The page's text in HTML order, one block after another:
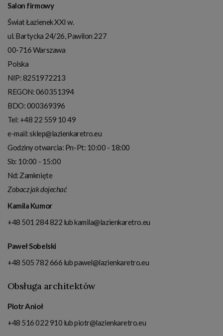
Salon firmowy
Świat Łazienek XXI w.
ul. Bartycka 24/26, Pawilon 227
00-716Warszawa
Polska
NIP:8251972213
REGON: 060351394
BDO: 000369396
Tel: +48 22 559 10 49
e-mail:sklep@lazienkaretro.eu
Godziny otwarcia: Pn-Pt: 10:00 - 18:00
Sb: 10:00 - 15:00
Nd: Zamknięte
Zobacz jak dojechać
Kamila Kumor
+48 501 284 822 lubkamila@lazienkaretro.eu
Paweł Sobelski
+48 505 782 666 lubpawel@lazienkaretro.eu
Obsługa architektów
Piotr Anioł
+48 516 022 910 lubpiotr@lazienkaretro.eu